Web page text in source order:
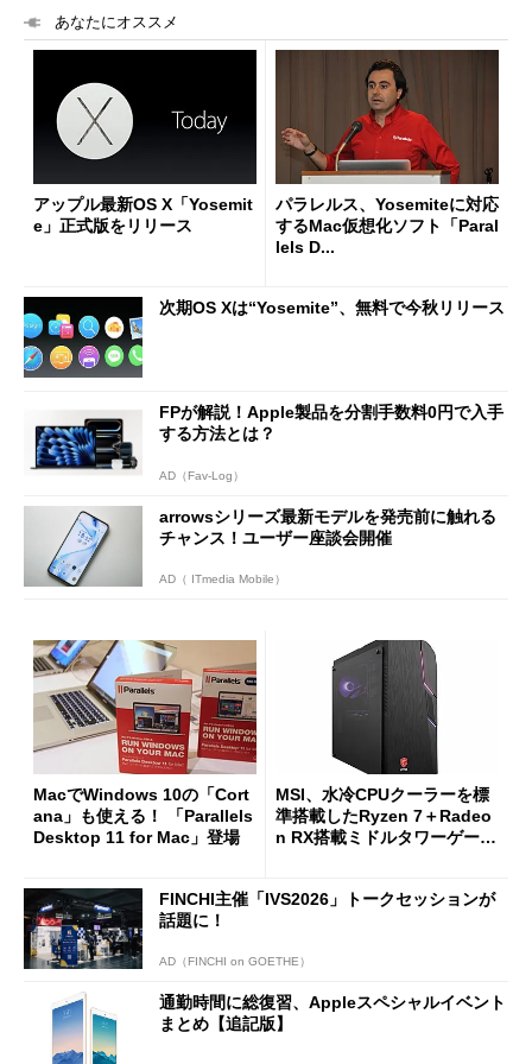
あなたにオススメ
アップル最新OS X「Yosemit
e」正式版をリリース
パラレルス、Yosemiteに対応
するMac仮想化ソフト「Paral
lels D...
次期OS Xは“Yosemite”、無料で今秋リリース
FPが解説！Apple製品を分割手数料0円で入手
する方法とは？
AD（Fav-Log）
arrowsシリーズ最新モデルを発売前に触れる
チャンス！ユーザー座談会開催
AD（ ITmedia Mobile）
MacでWindows 10の「Cort
ana」も使える！ 「Parallels
Desktop 11 for Mac」登場
MSI、水冷CPUクーラーを標
準搭載したRyzen 7＋Radeo
n RX搭載ミドルタワーゲーミ
FINCHI主催「IVS2026」トークセッションが
話題に！
AD（FINCHI on GOETHE）
通勤時間に総復習、Appleスペシャルイベント
まとめ【追記版】